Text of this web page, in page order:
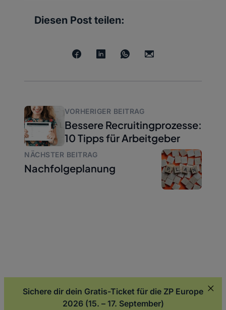
Diesen Post teilen:
VORHERIGER BEITRAG
Bessere Recruitingprozesse:
10 Tipps für Arbeitgeber
NÄCHSTER BEITRAG
Nachfolgeplanung
Sichere dir dein Gratis-Ticket für die ZP Europe
2026 (15. – 17. September)